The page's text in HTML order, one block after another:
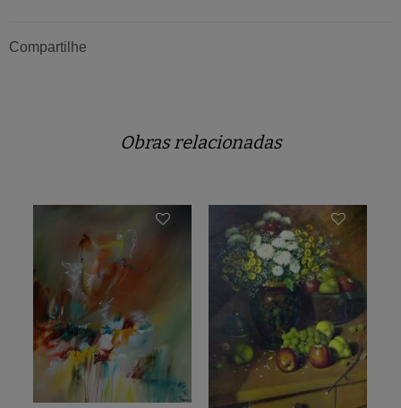
Compartilhe
Obras relacionadas